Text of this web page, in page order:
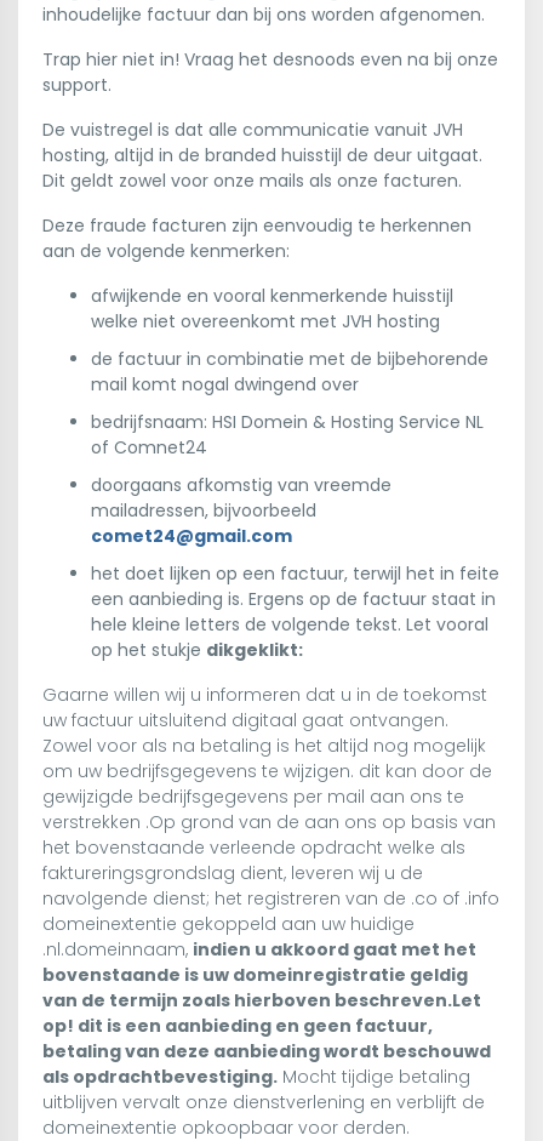
inhoudelijke factuur dan bij ons worden afgenomen.
Trap hier niet in! Vraag het desnoods even na bij onze
support.
De vuistregel is dat alle communicatie vanuit JVH
hosting, altijd in de branded huisstijl de deur uitgaat.
Dit geldt zowel voor onze mails als onze facturen.
Deze fraude facturen zijn eenvoudig te herkennen
aan de volgende kenmerken:
afwijkende en vooral kenmerkende huisstijl
welke niet overeenkomt met JVH hosting
de factuur in combinatie met de bijbehorende
mail komt nogal dwingend over
bedrijfsnaam: HSI Domein & Hosting Service NL
of Comnet24
doorgaans afkomstig van vreemde
mailadressen, bijvoorbeeld
comet24@gmail.com
het doet lijken op een factuur, terwijl het in feite
een aanbieding is. Ergens op de factuur staat in
hele kleine letters de volgende tekst. Let vooral
op het stukje dikgeklikt:
Gaarne willen wij u informeren dat u in de toekomst
uw factuur uitsluitend digitaal gaat ontvangen.
Zowel voor als na betaling is het altijd nog mogelijk
om uw bedrijfsgegevens te wijzigen. dit kan door de
gewijzigde bedrijfsgegevens per mail aan ons te
verstrekken .Op grond van de aan ons op basis van
het bovenstaande verleende opdracht welke als
faktureringsgrondslag dient, leveren wij u de
navolgende dienst; het registreren van de .co of .info
domeinextentie gekoppeld aan uw huidige
.nl.domeinnaam, indien u akkoord gaat met het
bovenstaande is uw domeinregistratie geldig
van de termijn zoals hierboven beschreven.Let
op! dit is een aanbieding en geen factuur,
betaling van deze aanbieding wordt beschouwd
als opdrachtbevestiging. Mocht tijdige betaling
uitblijven vervalt onze dienstverlening en verblijft de
domeinextentie opkoopbaar voor derden.